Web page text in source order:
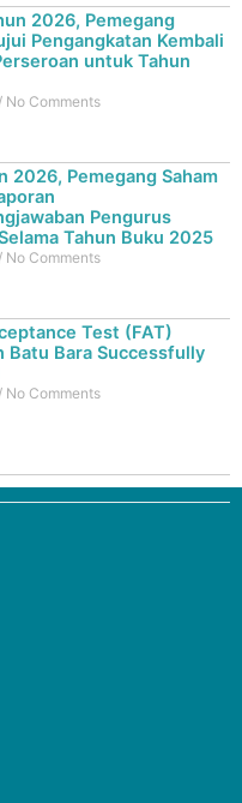
2026, Pemegang
Pengangkatan Kembali
untuk Tahun
No Comments
2026, Pemegang Saham
Pengurus
Tahun Buku 2025
No Comments
Test (FAT)
Batu Bara Successfully
No Comments